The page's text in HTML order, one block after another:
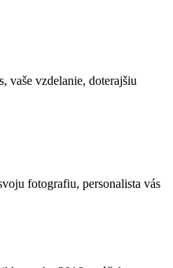
vaše vzdelanie, doterajšiu
fotografiu, personalista vás